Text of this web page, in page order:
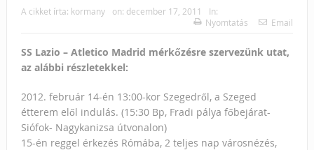
A cikket írta: kormany on: december 17, 2011
In:
Nyomtatás
Email
SS Lazio – Atletico Madrid mérkőzésre szervezünk utat,
az alábbi részletekkel:
2012. február 14-én 13:00-kor Szegedről, a Szeged
étterem elől indulás. (15:30 Bp, Fradi pálya főbejárat-
Siófok- Nagykanizsa útvonalon)
15-én reggel érkezés Rómába, 2 teljes nap városnézés,